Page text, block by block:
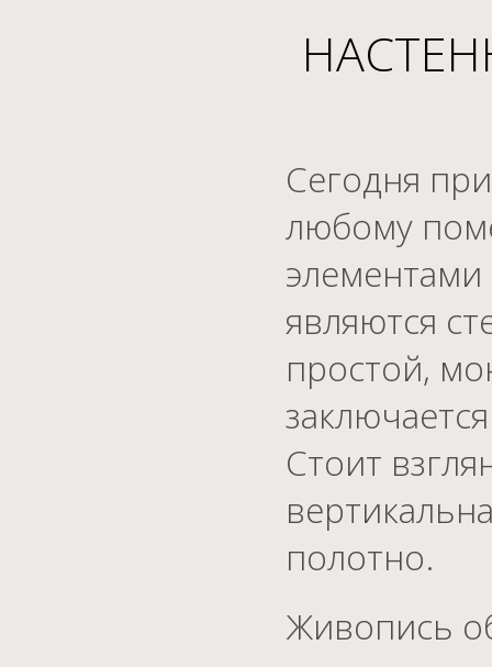
Сегодня
любому
элементами
являются
простой,
Стоит
полотно.
Живопись